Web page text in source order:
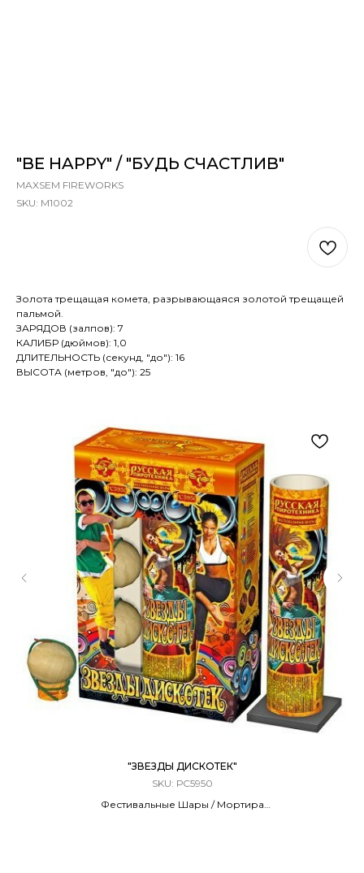
"BE HAPPY" / "БУДЬ СЧАСТЛИВ"
MAXSEM FIREWORKS
SKU: M1002
Золота трещащая комета, разрывающаяся золотой трещащей
пальмой.
ЗАРЯДОВ (залпов): 7
КАЛИБР (дюймов): 1,0
ДЛИТЕЛЬНОСТЬ (секунд, "до"): 16
ВЫСОТА (метров, "до"): 25
"ЗВЕЗДЫ ДИСКОТЕК"
SKU: РС5950
Фестивальные Шары / Мортира